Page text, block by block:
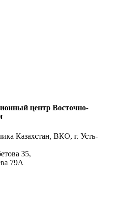
центр Восточно-
Казахстан, ВКО, г. Усть-
35,
79А